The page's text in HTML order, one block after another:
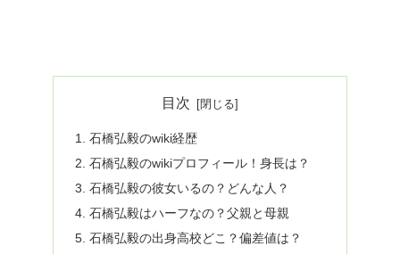
目次
石橋弘毅のwiki経歴
石橋弘毅のwikiプロフィール！身長は？
石橋弘毅の彼女いるの？どんな人？
石橋弘毅はハーフなの？父親と母親
石橋弘毅の出身高校どこ？偏差値は？